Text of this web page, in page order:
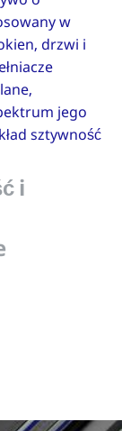
w
drzwi i
jego
sztywność
i